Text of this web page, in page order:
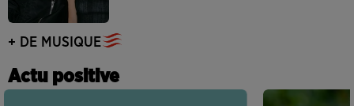
+ DE MUSIQUE
Actu positive